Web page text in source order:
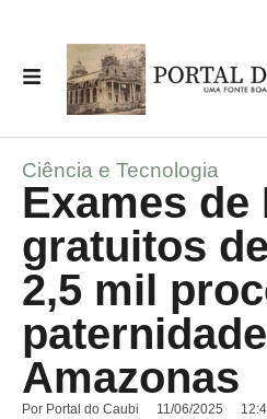
Ciência e Tecnologia
Exames de
gratuitos
2,5 mil
Amazonas
Por Portal do Caubi 11/06/2025